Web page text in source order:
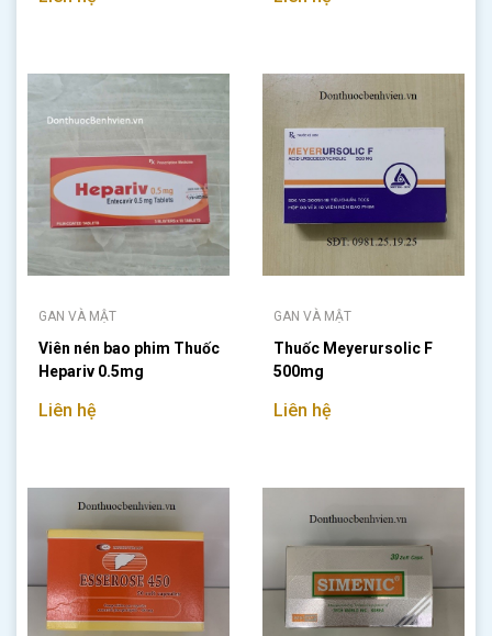
GAN VÀ MẬT
Viên nén bao phim Thuốc
Hepariv 0.5mg
Liên hệ
GAN VÀ MẬT
Thuốc Meyerursolic F
500mg
Liên hệ